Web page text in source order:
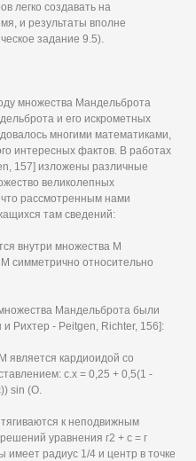
легко создавать на
и результаты вполне
задание 9.5).
множества Мандельброта
и его искрометных
многими математиками,
интересных фактов. В работах
157] изложены различные
великолепных
рассмотренным нами
там сведений:
внутри множества М
симметрично относительно
Мандельброта были
Рихтер - Peitgen, Richter, 156]:
является кардиоидой со
с.х = 0,25 + 0,5(1 -
sin (О.
к неподвижным
уравнения г2 + с = г
имеет радиус 1/4 и центр в точке